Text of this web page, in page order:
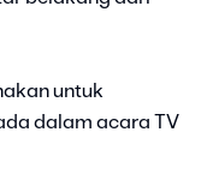
untuk
dalam acara TV